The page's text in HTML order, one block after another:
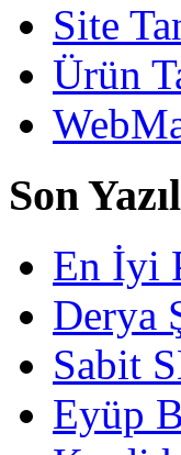
Site
Ürün
Son
En İyi
Derya
Sabit
Eyüp